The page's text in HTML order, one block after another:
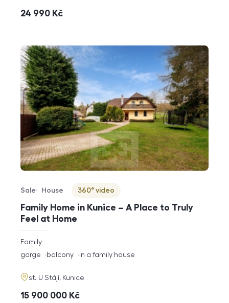
cena
24 990 Kč
Family Home in Kunice – A Place to Truly
Feel at Home
Offer type
Sale
Property type
House
Virtuální prohlídka
360° video
rozměry
disposition
Family
funkce
garge balcony in a family house
adresa
st. U Stájí, Kunice
cena
15 900 000 Kč